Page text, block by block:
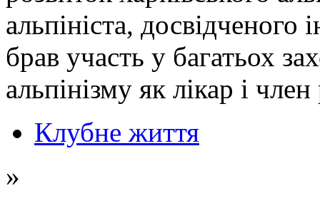
альпініста, досвідченого
брав участь у багатьох
альпінізму як лікар і
Клубне життя
»